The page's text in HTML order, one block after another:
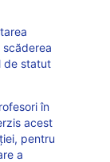
de statut
în
acest
pentru
a